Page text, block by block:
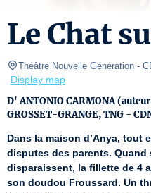
Le Chat
Théâtre Nouvelle Génération -
Display map
D' ANTONIO CARMONA
GROSSET-GRANGE, TNG -
Dans la maison d’Anya, tout
disputes des parents.
disparaissent, la fillette de 4
son doudou Froussard. Un